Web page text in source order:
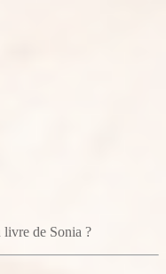
livre de Sonia ?